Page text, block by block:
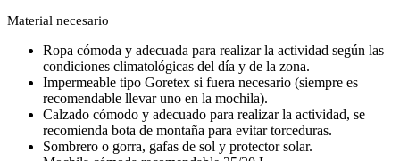
Material necesario
Ropa cómoda y adecuada para realizar la actividad según las
condiciones climatológicas del día y de la zona.
Impermeable tipo Goretex si fuera necesario (siempre es
recomendable llevar uno en la mochila).
Calzado cómodo y adecuado para realizar la actividad, se
recomienda bota de montaña para evitar torceduras.
Sombrero o gorra, gafas de sol y protector solar.